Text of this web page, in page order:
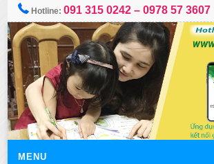
Hotline:091 315 0242 – 0978 57 3607
MENU